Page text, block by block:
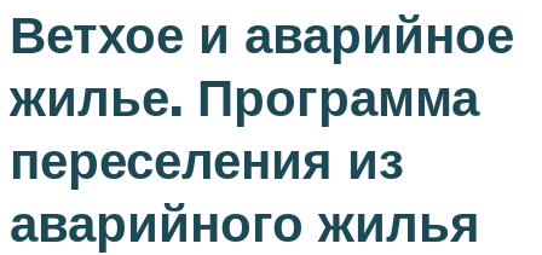
Ветхое и аварийное
жилье. Программа
переселения из
аварийного жилья